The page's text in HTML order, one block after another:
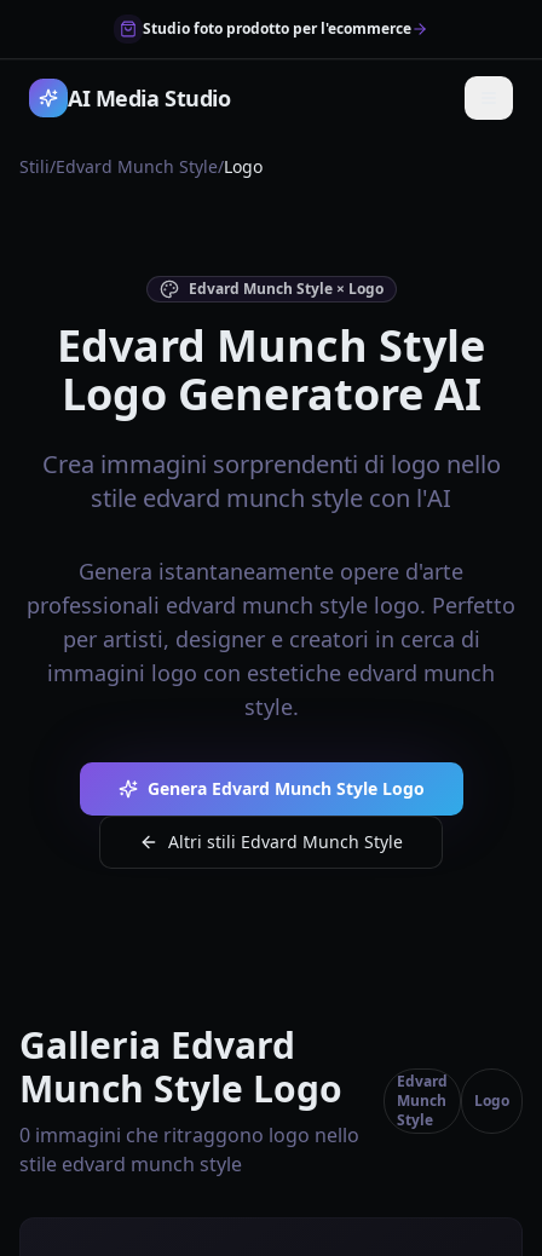
Studio foto prodotto per l'ecommerce
AI Media Studio
Stili/Edvard Munch Style/Logo
Edvard Munch Style × Logo
Edvard Munch Style
Logo Generatore AI
Crea immagini sorprendenti di logo nello
stile edvard munch style con l'AI
Genera istantaneamente opere d'arte
professionali edvard munch style logo. Perfetto
per artisti, designer e creatori in cerca di
immagini logo con estetiche edvard munch
style.
Genera Edvard Munch Style Logo
Altri stili Edvard Munch Style
Galleria Edvard
Munch Style Logo
0 immagini che ritraggono logo nello
stile edvard munch style
Edvard
Munch
Style
Logo